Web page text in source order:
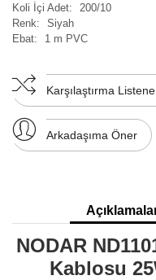
Koli İçi Adet:
200/10
Renk:
Siyah
Ebat:
1 m PVC
Karşılaştırma
Arkadaşıma Öner
NODAR
Kablosu